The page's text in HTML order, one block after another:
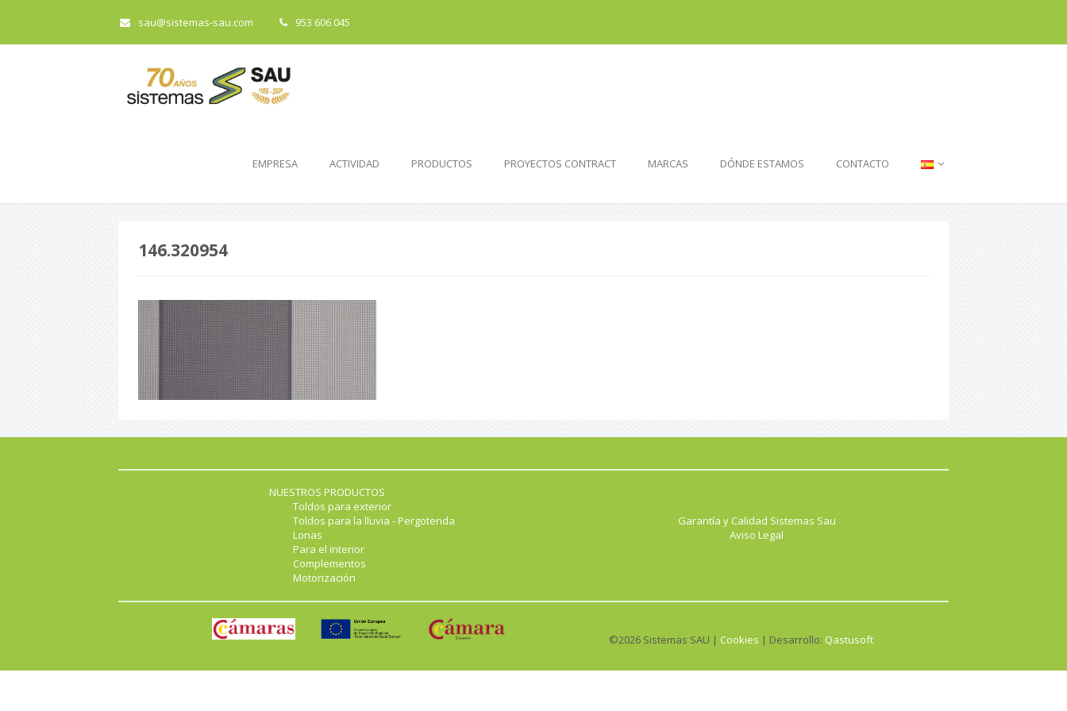
sau@sistemas-sau.com 953 606 045
EMPRESA ACTIVIDAD PRODUCTOS PROYECTOS CONTRACT MARCAS DÓNDE ESTAMOS CONTACTO
146.320954
NUESTROS PRODUCTOS
Toldos para exterior
Toldos para la lluvia - Pergotenda
Lonas
Para el interior
Complementos
Motorización
Garantía y Calidad Sistemas Sau
Aviso Legal
©2026 Sistemas SAU | Cookies | Desarrollo: Qastusoft